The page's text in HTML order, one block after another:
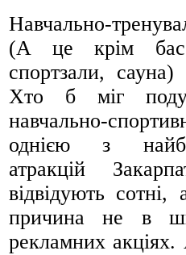
Навчально-
(А це крім
спортзали,
Хто б міг
навчально-
однією з
атракцій
відвідують
причина не в
рекламних